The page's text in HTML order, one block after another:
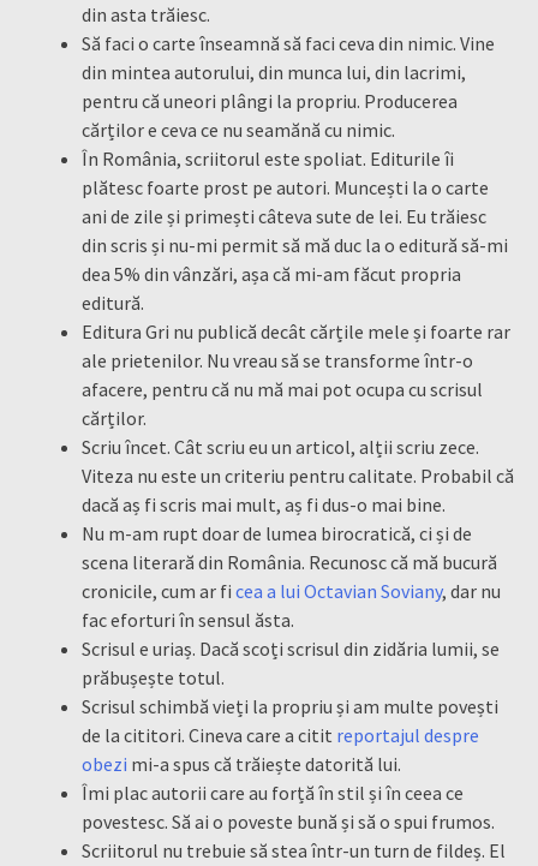
din asta trăiesc.
Să faci o carte înseamnă să faci ceva din nimic. Vine
din mintea autorului, din munca lui, din lacrimi,
pentru că uneori plângi la propriu. Producerea
cărților e ceva ce nu seamănă cu nimic.
În România, scriitorul este spoliat. Editurile îi
plătesc foarte prost pe autori. Muncești la o carte
ani de zile și primești câteva sute de lei. Eu trăiesc
din scris și nu-mi permit să mă duc la o editură să-mi
dea 5% din vânzări, așa că mi-am făcut propria
editură.
Editura Gri nu publică decât cărțile mele și foarte rar
ale prietenilor. Nu vreau să se transforme într-o
afacere, pentru că nu mă mai pot ocupa cu scrisul
cărților.
Scriu încet. Cât scriu eu un articol, alții scriu zece.
Viteza nu este un criteriu pentru calitate. Probabil că
dacă aș fi scris mai mult, aș fi dus-o mai bine.
Nu m-am rupt doar de lumea birocratică, ci și de
scena literară din România. Recunosc că mă bucură
cronicile, cum ar fi cea a lui Octavian Soviany, dar nu
fac eforturi în sensul ăsta.
Scrisul e uriaș. Dacă scoți scrisul din zidăria lumii, se
prăbușește totul.
Scrisul schimbă vieți la propriu și am multe povești
de la cititori. Cineva care a citit reportajul despre
obezi mi-a spus că trăiește datorită lui.
Îmi plac autorii care au forță în stil și în ceea ce
povestesc. Să ai o poveste bună și să o spui frumos.
Scriitorul nu trebuie să stea într-un turn de fildeș. El